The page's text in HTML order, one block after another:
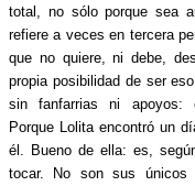
total, no sólo porque sea
refiere a veces en tercera
que no quiere, ni debe,
propia posibilidad de ser
sin fanfarrias ni apoyos:
Porque Lolita encontró un
él. Bueno de ella: es,
tocar. No son sus únicos